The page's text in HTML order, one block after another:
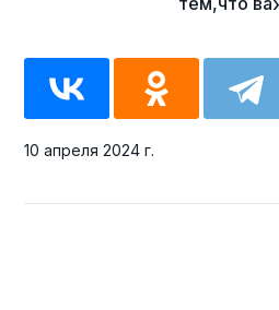
10 апреля 2024 г.